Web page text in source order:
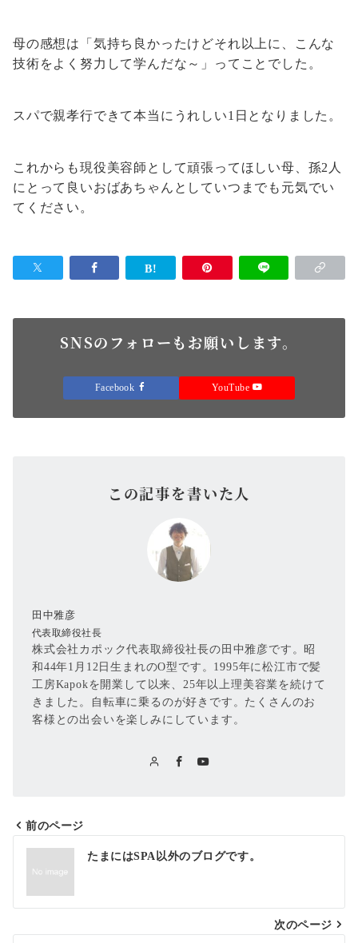
母の感想は「気持ち良かったけどそれ以上に、こんな
技術をよく努力して学んだな～」ってことでした。
スパで親孝行できて本当にうれしい1日となりました。
これからも現役美容師として頑張ってほしい母、孫2人
にとって良いおばあちゃんとしていつまでも元気でい
てください。
SNSのフォローもお願いします。
Facebook YouTube
この記事を書いた人
田中雅彦
代表取締役社長
株式会社カポック代表取締役社長の田中雅彦です。昭
和44年1月12日生まれのO型です。1995年に松江市で髪
工房Kapokを開業して以来、25年以上理美容業を続けて
きました。自転車に乗るのが好きです。たくさんのお
客様との出会いを楽しみにしています。
投
ナ
ビ
前のページ
たまにはSPA以外のブログです。
次のページ